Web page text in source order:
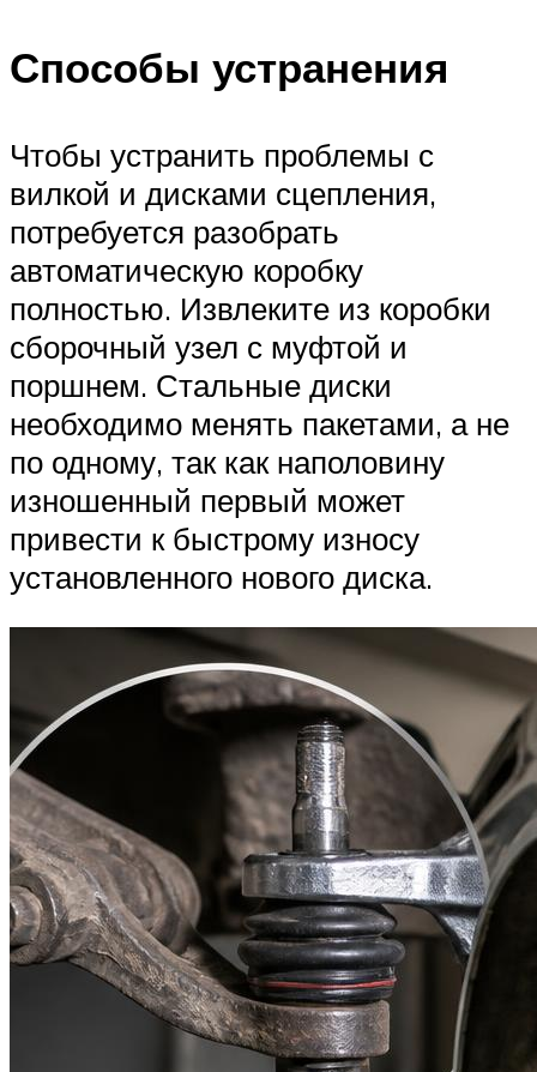
Способы устранения
Чтобы устранить проблемы с
вилкой и дисками сцепления,
потребуется разобрать
автоматическую коробку
полностью. Извлеките из коробки
сборочный узел с муфтой и
поршнем. Стальные диски
необходимо менять пакетами, а не
по одному, так как наполовину
изношенный первый может
привести к быстрому износу
установленного нового диска.